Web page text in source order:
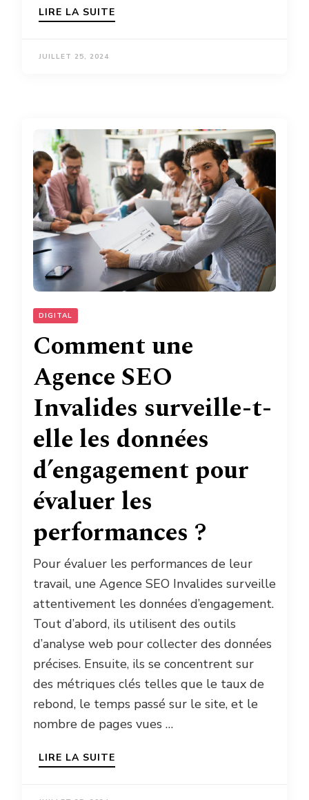
LIRE LA SUITE
JUILLET 25, 2024
DIGITAL
Comment une
Agence SEO
Invalides surveille-t-
elle les données
d’engagement pour
évaluer les
performances ?
Pour évaluer les performances de leur
travail, une Agence SEO Invalides surveille
attentivement les données d’engagement.
Tout d’abord, ils utilisent des outils
d’analyse web pour collecter des données
précises. Ensuite, ils se concentrent sur
des métriques clés telles que le taux de
rebond, le temps passé sur le site, et le
nombre de pages vues …
LIRE LA SUITE